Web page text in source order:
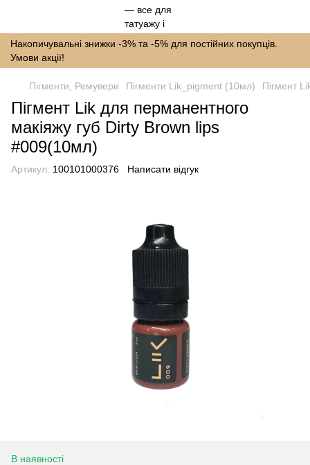
Накопичувальні знижки -3% та -5% для постійних покупців.
Умови акції!
Пігменти, Ремувери Пігменти Lik_pigment (10мл) Пігмент
Пігмент Lik для перманентного
макіяжу губ Dirty Brown lips
#009(10мл)
Артикул: 100101000376 Написати відгук
В наявності